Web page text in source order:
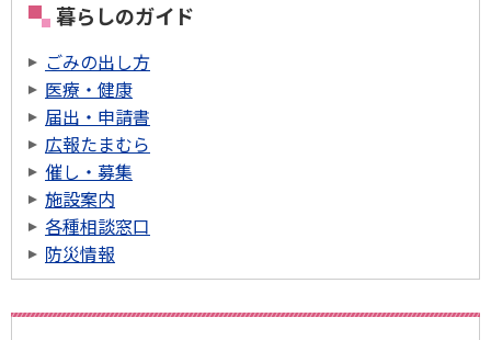
暮らしのガイド
ごみの出し方
医療・健康
届出・申請書
広報たまむら
催し・募集
施設案内
各種相談窓口
防災情報